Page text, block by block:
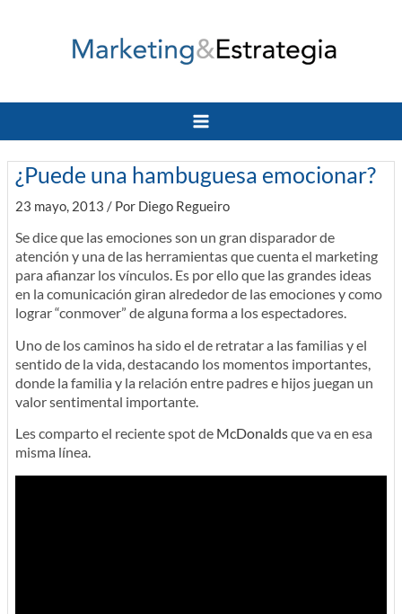
Main
Menu
¿Puede una hambuguesa emocionar?
23 mayo, 2013 / Por Diego Regueiro
Se dice que las emociones son un gran disparador de
atención y una de las herramientas que cuenta el marketing
para afianzar los vínculos. Es por ello que las grandes ideas
en la comunicación giran alrededor de las emociones y como
lograr “conmover” de alguna forma a los espectadores.
Uno de los caminos ha sido el de retratar a las familias y el
sentido de la vida, destacando los momentos importantes,
donde la familia y la relación entre padres e hijos juegan un
valor sentimental importante.
Les comparto el reciente spot de McDonaldsque va en esa
misma línea.